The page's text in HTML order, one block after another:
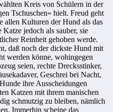
Kreis von Schülern in der
Tschuschen« hielt. Freud geht
allen Kulturen der Hund als das
jedoch als sauber, sie
Reinheit gehoben werde.
daß noch der dickste Hund mit
werden könne, wohingegen
seien, rechte Drecksstinker,
Geschrei bei Nacht,
ihre Ausscheidungen
Katzen mit ihrem manischen
schmutzig zu bleiben, nämlich
Immerhin scheine das